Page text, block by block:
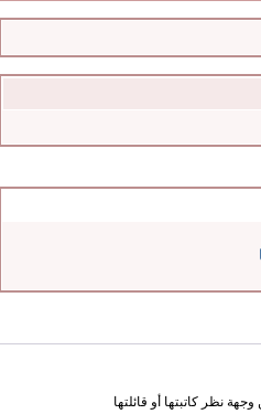
نظر كاتبتها أو قائلتها